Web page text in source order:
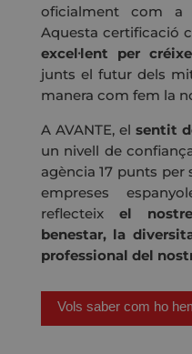
oficialment com a
Aquesta certificació
excel·lent per
junts el futur dels
manera com fem la
A AVANTE, el sentit
un nivell de
agència 17 punts per
empreses
reflecteixel
benestar, la
professional del
Vols saber com ho